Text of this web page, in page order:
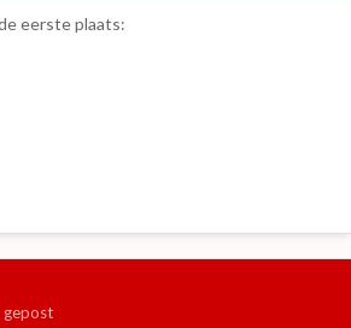
eerste plaats:
gepost